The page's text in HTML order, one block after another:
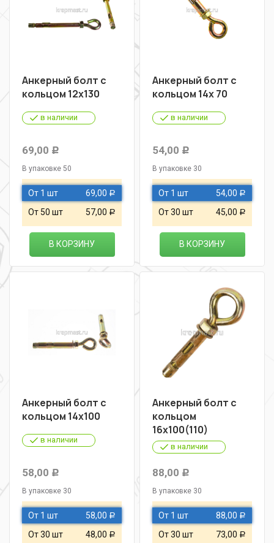
Анкерный болт с
кольцом 12х130
в наличии
69,00 Р
В упаковке 50
От 1 шт 69,00 Р
От 50 шт 57,00 Р
В КОРЗИНУ
Анкерный болт с
кольцом 14х 70
в наличии
54,00 Р
В упаковке 30
От 1 шт 54,00 Р
От 30 шт 45,00 Р
В КОРЗИНУ
Анкерный болт с
кольцом 14х100
в наличии
58,00 Р
В упаковке 30
От 1 шт 58,00 Р
От 30 шт 48,00 Р
Анкерный болт с
кольцом
16х100(110)
в наличии
88,00 Р
В упаковке 30
От 1 шт 88,00 Р
От 30 шт 73,00 Р